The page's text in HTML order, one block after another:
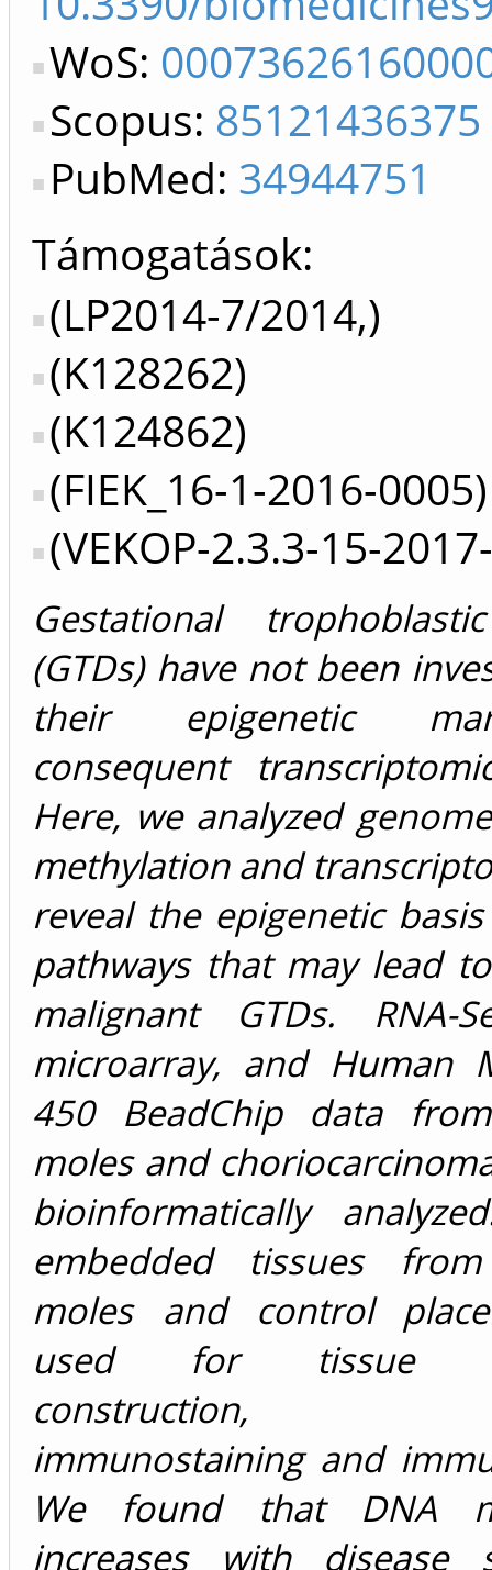
WoS:
Scopus: 85121436375
PubMed: 34944751
Támogatások:
(LP2014-7/2014,)
(K128262)
(K124862)
(FIEK_16-1-2016-0005)
(VEKOP-2.3.3-15-
Gestational
(GTDs) have not been
their epigenetic
consequent
Here, we analyzed
methylation and
reveal the epigenetic
pathways that may lead
malignant GTDs. RNA-
microarray, and Human
450 BeadChip data
moles and
bioinformatically
embedded tissues
moles and control
used for tissue
construction,
immunostaining and
We found that DNA
increases with disease